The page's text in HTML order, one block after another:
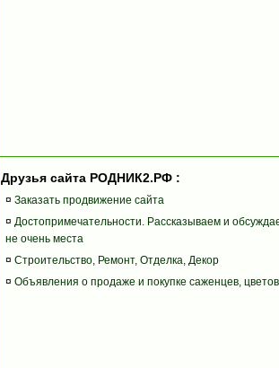
Друзья сайта РОДНИК2.РФ :
¤ Заказать продвижение сайта
¤ Достопримечательности. Рассказываем и
не очень места
¤ Строительство, Ремонт, Отделка, Декор
¤ Объявления о продаже и покупке саженцев,